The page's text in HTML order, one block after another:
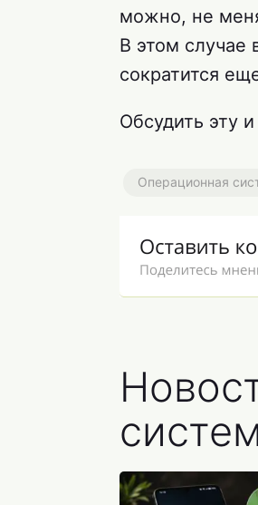
можно, не
В этом случае
сократится
Обсудить эту
Операционная